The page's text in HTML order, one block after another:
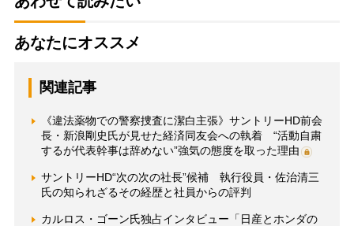
あなたにオススメ
関連記事
《違法薬物での警察捜査に潔白主張》サントリーHD前会
長・新浪剛史氏が見せた経済同友会への執着 “活動自粛
するが代表幹事は辞めない”強気の態度を取った理由
サントリーHD“次の次の社長”候補 執行役員・佐治清三
氏の知られざるその経歴と社員からの評判
カルロス・ゴーン氏独占インタビュー「日産とホンダの